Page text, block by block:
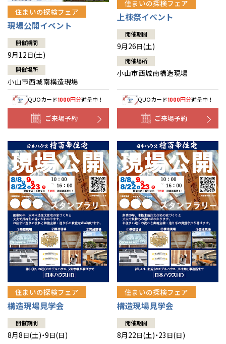
住まいの探検フェア
現場公開イベント
開催期間
9月12日(土)
開催場所
小山市西城南構造現場
QUOカード1000円分進呈中！
ご来場予約
住まいの探検フェア
上棟祭イベント
開催期間
9月26日(土)
開催場所
小山市西城南構造現場
QUOカード1000円分進呈中！
ご来場予約
住まいの探検フェア
構造現場見学会
開催期間
8月8日(土)・9日(日)
住まいの探検フェア
構造現場見学会
開催期間
8月22日(土)・23日(日)